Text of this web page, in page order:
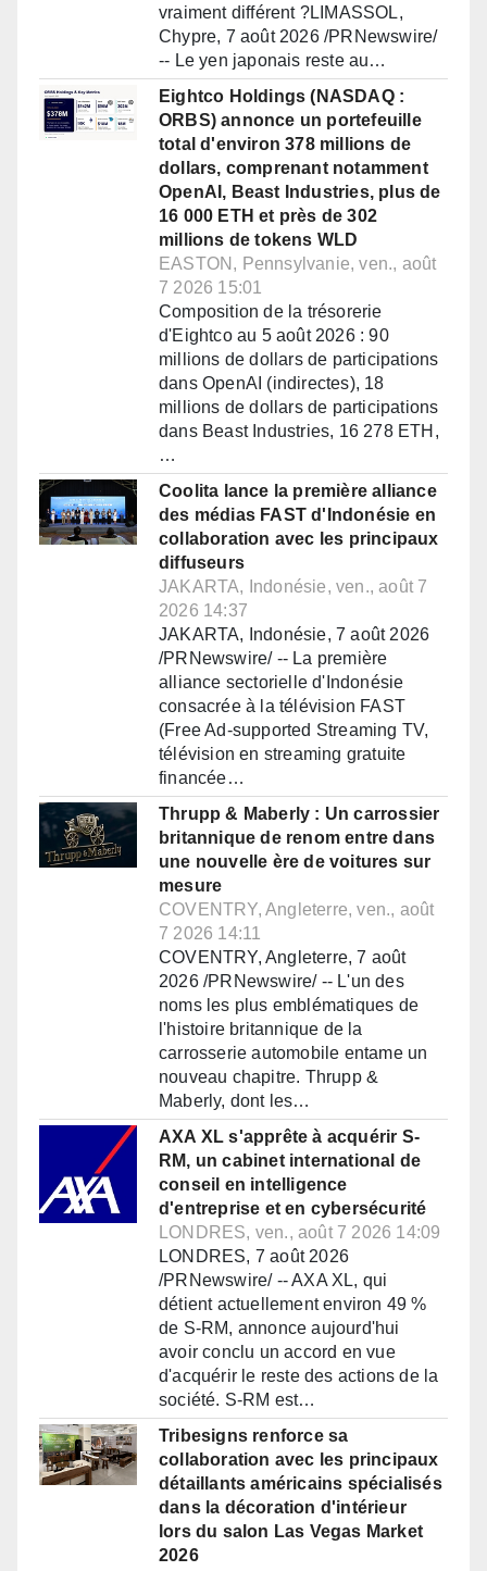
vraiment différent ?LIMASSOL,
Chypre, 7 août 2026 /PRNewswire/
-- Le yen japonais reste au…
Eightco Holdings (NASDAQ :
ORBS) annonce un portefeuille
total d'environ 378 millions de
dollars, comprenant notamment
OpenAI, Beast Industries, plus de
16 000 ETH et près de 302
millions de tokens WLD
EASTON, Pennsylvanie, ven., août
7 2026 15:01
Composition de la trésorerie
d'Eightco au 5 août 2026 : 90
millions de dollars de participations
dans OpenAI (indirectes), 18
millions de dollars de participations
dans Beast Industries, 16 278 ETH,
…
Coolita lance la première alliance
des médias FAST d'Indonésie en
collaboration avec les principaux
diffuseurs
JAKARTA, Indonésie, ven., août 7
2026 14:37
JAKARTA, Indonésie, 7 août 2026
/PRNewswire/ -- La première
alliance sectorielle d'Indonésie
consacrée à la télévision FAST
(Free Ad-supported Streaming TV,
télévision en streaming gratuite
financée…
Thrupp & Maberly : Un carrossier
britannique de renom entre dans
une nouvelle ère de voitures sur
mesure
COVENTRY, Angleterre, ven., août
7 2026 14:11
COVENTRY, Angleterre, 7 août
2026 /PRNewswire/ -- L'un des
noms les plus emblématiques de
l'histoire britannique de la
carrosserie automobile entame un
nouveau chapitre. Thrupp &
Maberly, dont les…
AXA XL s'apprête à acquérir S-
RM, un cabinet international de
conseil en intelligence
d'entreprise et en cybersécurité
LONDRES, ven., août 7 2026 14:09
LONDRES, 7 août 2026
/PRNewswire/ -- AXA XL, qui
détient actuellement environ 49 %
de S-RM, annonce aujourd'hui
avoir conclu un accord en vue
d'acquérir le reste des actions de la
société. S-RM est…
Tribesigns renforce sa
collaboration avec les principaux
détaillants américains spécialisés
dans la décoration d'intérieur
lors du salon Las Vegas Market
2026